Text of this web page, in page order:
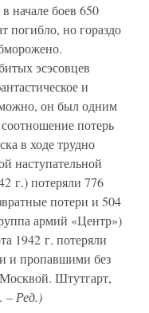
начале боев 650
погибло, но гораздо
эсэсовцев
и
он был одним
потерь
в ходе трудно
наступательной
г.) потеряли 776
потери и 504
армий «Центр»)
1942 г. потеряли
и пропавшими без
Штутгарт,
– Ред.)